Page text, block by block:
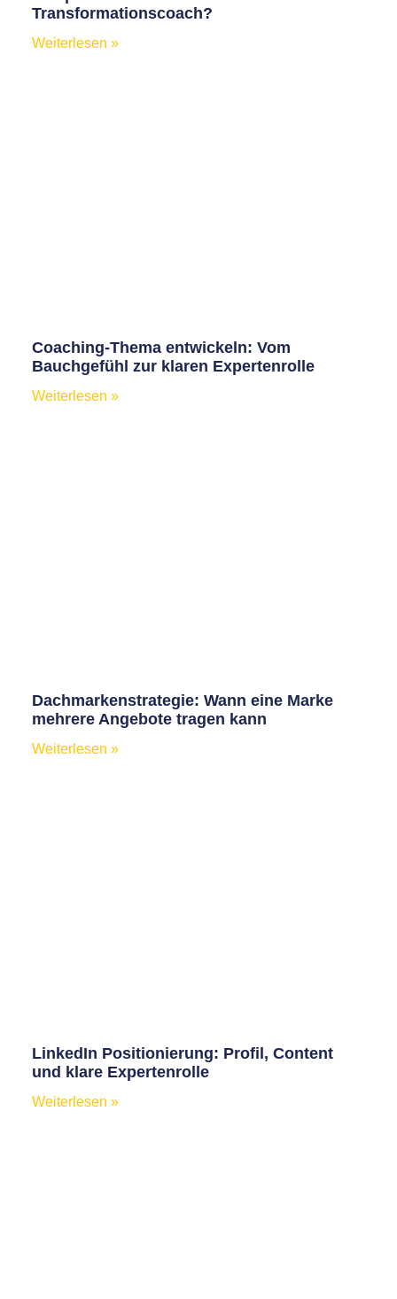
Transformationscoach?
Weiterlesen »
Coaching-Thema entwickeln: Vom
Bauchgefühl zur klaren Expertenrolle
Weiterlesen »
Dachmarkenstrategie: Wann eine Marke
mehrere Angebote tragen kann
Weiterlesen »
LinkedIn Positionierung: Profil, Content
und klare Expertenrolle
Weiterlesen »